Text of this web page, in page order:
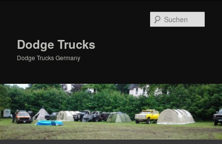
Dodge Trucks
Dodge Trucks Germany